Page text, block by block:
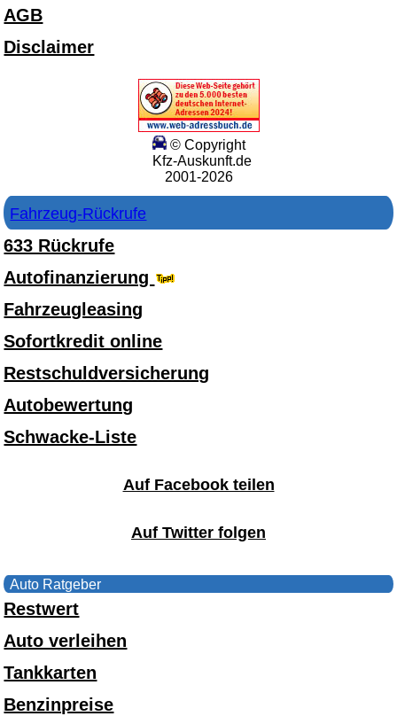
AGB
Disclaimer
© Copyright
Kfz-Auskunft.de
2001-2026
Fahrzeug-Rückrufe
633 Rückrufe
Autofinanzierung
Fahrzeugleasing
Sofortkredit online
Restschuldversicherung
Autobewertung
Schwacke-Liste
Auf Facebook teilen
Auf Twitter folgen
Auto Ratgeber
Restwert
Auto verleihen
Tankkarten
Benzinpreise